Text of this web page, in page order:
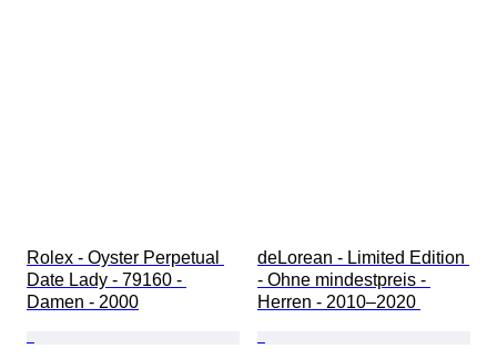
Rolex - Oyster Perpetual
Date Lady - 79160 -
Damen - 2000
deLorean - Limited Edition
- Ohne mindestpreis -
Herren - 2010–2020